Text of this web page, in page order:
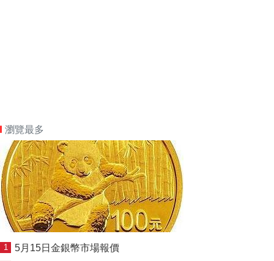
瀏覽最多
1 5月15日金銀幣市場報價